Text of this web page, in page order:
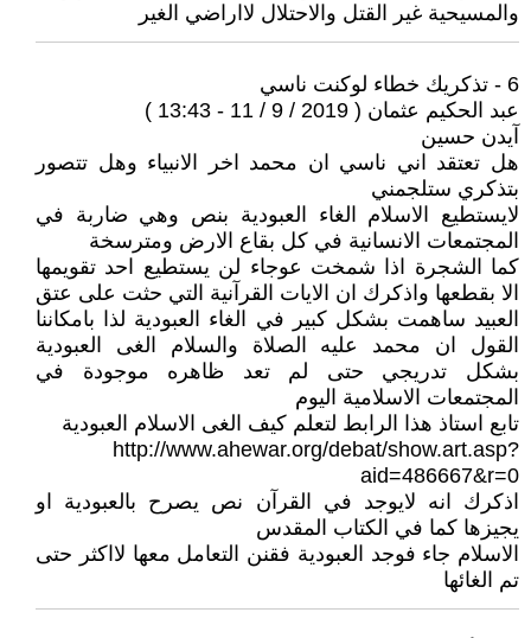
والمسيحية غير القتل والاحتلال لااراضي الغير
6 - تذكريك خطاء لوكنت ناسي
عبد الحكيم عثمان ( 2019 / 9 / 11 - 13:43 )
آيدن حسين
هل تعتقد اني ناسي ان محمد اخر الانبياء وهل تتصور
بتذكري ستلجمني
لايستطيع الاسلام الغاء العبودية بنص وهي ضاربة في
المجتمعات الانسانية في كل بقاع الارض ومترسخة
كما الشجرة اذا شمخت عوجاء لن يستطيع احد تقويمها
الا بقطعها واذكرك ان الايات القرآنية التي حثت على عتق
العبيد ساهمت بشكل كبير في الغاء العبودية لذا بامكاننا
القول ان محمد عليه الصلاة والسلام الغى العبودية
بشكل تدريجي حتى لم تعد ظاهره موجودة في
المجتمعات الاسلامية اليوم
تابع استاذ هذا الرابط لتعلم كيف الغى الاسلام العبودية
http://www.ahewar.org/debat/show.art.asp?
aid=486667&r=0
اذكرك انه لايوجد في القرآن نص يصرح بالعبودية او
يجيزها كما في الكتاب المقدس
الاسلام جاء فوجد العبودية فقنن التعامل معها لااكثر حتى
تم الغائها